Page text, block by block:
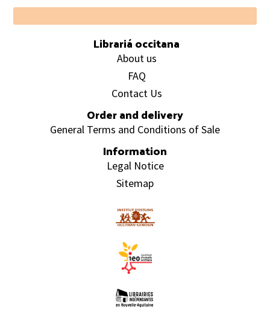
Footer
Librariá occitana
About us
FAQ
Contact Us
Order and delivery
General Terms and Conditions of Sale
Information
Legal Notice
Sitemap